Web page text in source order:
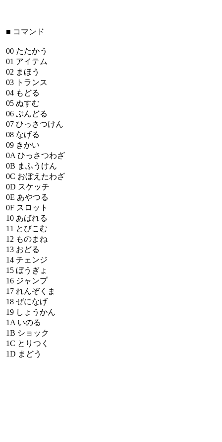
■ コマンド
00 たたかう
01 アイテム
02 まほう
03 トランス
04 もどる
05 ぬすむ
06 ぶんどる
07 ひっさつけん
08 なげる
09 きかい
0A ひっさつわざ
0B まふうけん
0C おぼえたわざ
0D スケッチ
0E あやつる
0F スロット
10 あばれる
11 とびこむ
12 ものまね
13 おどる
14 チェンジ
15 ぼうぎょ
16 ジャンプ
17 れんぞくま
18 ぜになげ
19 しょうかん
1A いのる
1B ショック
1C とりつく
1D まどう